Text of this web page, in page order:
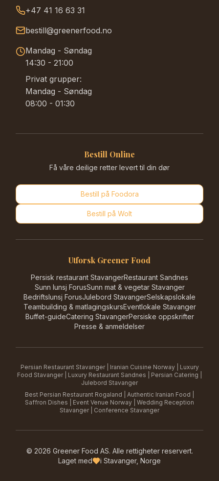
+47 41 16 63 31
bestill@greenerfood.no
Mandag - Søndag
14:30 - 21:00
Privat grupper:
Mandag - Søndag
08:00 - 01:30
Bestill Online
Få våre deilige retter levert til din dør
Bestill på Foodora
Bestill på Wolt
Utforsk Greener Food
Persisk restaurant StavangerRestaurant Sandnes
Sunn lunsj ForusSunn mat & vegetar Stavanger
Bedriftslunsj ForusJulebord StavangerSelskapslokale
Teambuilding & matlagingskursEventlokale Stavanger
Buffet-guideCatering StavangerPersiske oppskrifter
Presse & anmeldelser
Persian Restaurant Stavanger | Iranian Cuisine Norway | Luxury
Food Stavanger | Luxury Restaurant Sandnes | Persian Catering |
Julebord Stavanger
Best Persian Restaurant Rogaland | Authentic Iranian Food |
Saffron Dishes | Event Venue Norway | Wedding Reception
Stavanger | Conference Stavanger
© 2026 Greener Food AS. Alle rettigheter reservert.
Laget med
i Stavanger, Norge